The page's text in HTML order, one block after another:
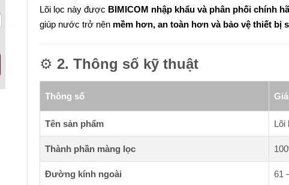
Lõi lọc này được BIMICOM nhập khẩu và phân phối chính
giúp nước trở nên mềm hơn, an toàn hơn và bảo vệ thiết bị
⚙️ 2. Thông số kỹ thuật
Thông số
Tên sản phẩm Lõi
Thành phần màng lọc
Đường kính ngoài 61